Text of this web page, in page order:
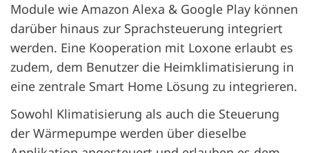
Module wie Amazon Alexa & Google Play können
darüber hinaus zur Sprachsteuerung integriert
werden. Eine Kooperation mit Loxone erlaubt es
zudem, dem Benutzer die Heimklimatisierung in
eine zentrale Smart Home Lösung zu integrieren.
Sowohl Klimatisierung als auch die Steuerung
der Wärmepumpe werden über dieselbe